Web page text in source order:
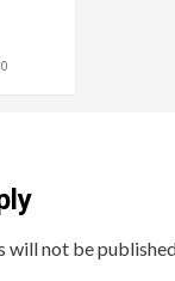
0
will not be